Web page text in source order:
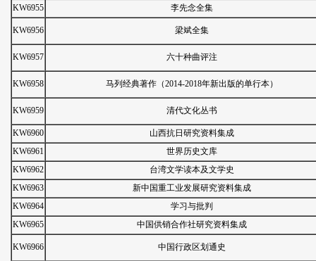
KW6955
李先念全集
KW6956 梁斌全集
KW6957 六十种曲评注
KW6958 马列经典著作（2014-2018年新出版的单行本）
KW6959 清代文化丛书
KW6960
山西抗日研究资料集成
KW6961
世界历史文库
KW6962
台湾文学读本及文学史
KW6963
新中国重工业发展研究资料集成
KW6964
学习与批判
KW6965
中国供销合作社研究资料集成
KW6966 中国行政区划通史